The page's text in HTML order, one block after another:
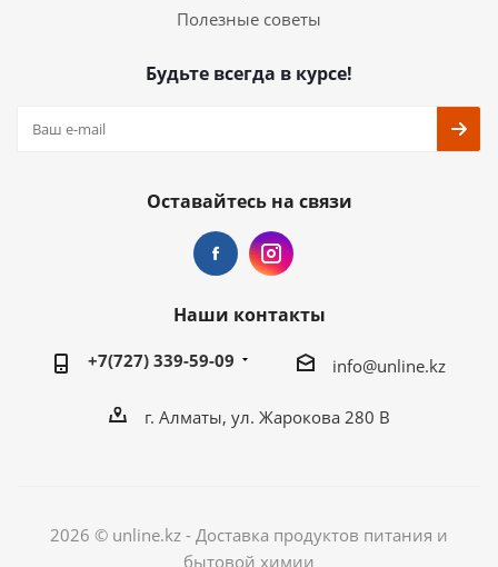
Полезные советы
Будьте всегда в курсе!
Оставайтесь на связи
Наши контакты
+7(727) 339-59-09 info@unline.kz
г. Алматы, ул. Жарокова 280 В
2026 © unline.kz - Доставка продуктов питания и
бытовой химии